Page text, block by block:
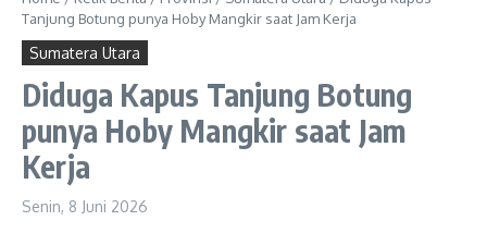
Tanjung Botung punya Hoby Mangkir saat Jam Kerja
Sumatera Utara
Diduga Kapus Tanjung Botung
punya Hoby Mangkir saat Jam
Kerja
Senin, 8 Juni 2026